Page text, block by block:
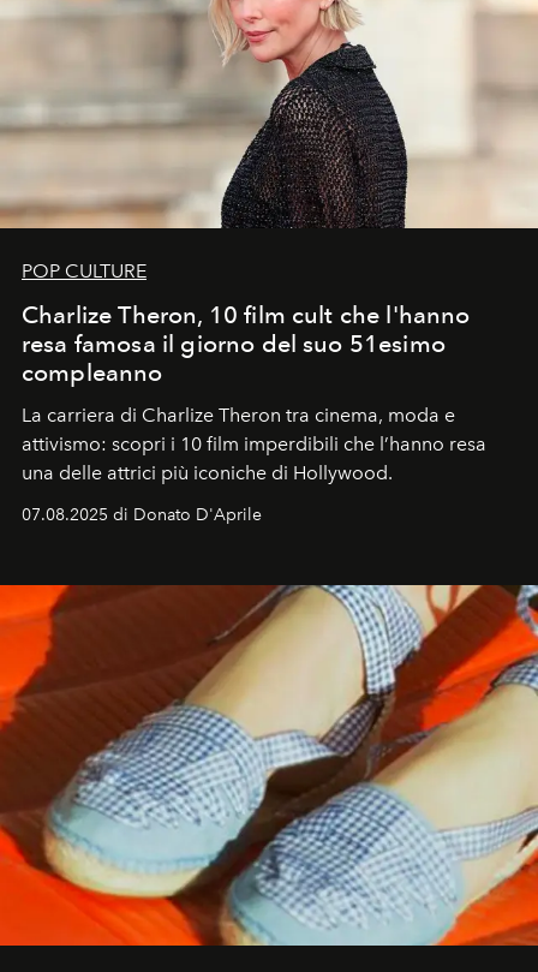
POP CULTURE
Charlize Theron, 10 film cult che l'hanno
resa famosa il giorno del suo 51esimo
compleanno
La carriera di Charlize Theron tra cinema, moda e
attivismo: scopri i 10 film imperdibili che l’hanno resa
una delle attrici più iconiche di Hollywood.
07.08.2025 di Donato D'Aprile